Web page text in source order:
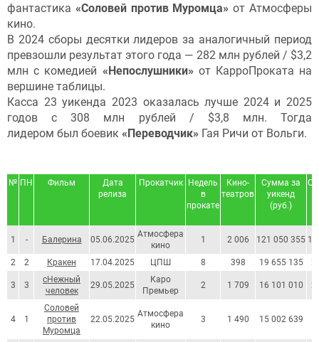
фантастика «Соловей против Муромца» от Атмосферы
кино.
В 2024 сборы десятки лидеров за аналогичный период
превзошли результат этого года — 282 млн рублей / $3,2
млн с комедией «Непослушники» от КарроПроката на
вершине таблицы.
Касса 23 уикенда 2023 оказалась лучше 2024 и 2025
годов с 308 млн рублей / $3,8 млн. Тогда
лидером был боевик «Переводчик» Гая Ричи от Вольги.
№ ПН Фильм
Дата
релиза
Прокатчик
Недель
в
прокате
Кино-
театров
Сумма за
уикенд
(руб.)
1 - Балерина 05.06.2025
Атмосфера
кино
1 2 006 121 050 355 1
2 2 Кракен 17.04.2025 ЦПШ 8 398 19 655 135
3 3
сНежный
человек
29.05.2025
Каро
Премьер
2 1 709 16 101 010
4 1
Соловей
против
Муромца
22.05.2025
Атмосфера
кино
3 1 490 15 002 639